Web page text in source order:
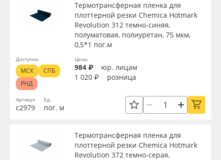
Особые свойства
Применить
Сбросить фильтр
Артикул
с2979
Термотрансферная пленка для
плоттерной резки Chemica Hotmark
Revolution 312 темно-синяя,
полуматовая, полиуретан, 75 мкм,
0,5*1 пог.м
Ед.
пог. м
Цены
984 ₽
юр. лицам
1 020 ₽
розница
Доступно
МСК
СПБ
РНД
Термотрансферная пленка для
плоттерной резки Chemica Hotmark
Revolution 372 темно-серая,